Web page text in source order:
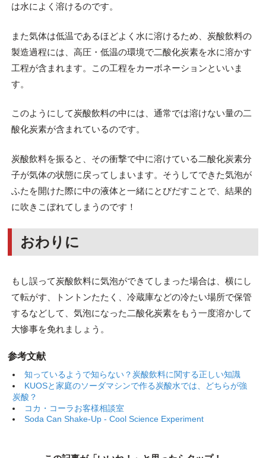
は水によく溶けるのです。
また気体は低温であるほどよく水に溶けるため、炭酸飲料の
製造過程には、高圧・低温の環境で二酸化炭素を水に溶かす
工程が含まれます。この工程をカーボネーションといいま
す。
このようにして炭酸飲料の中には、通常では溶けない量の二
酸化炭素が含まれているのです。
炭酸飲料を振ると、その衝撃で中に溶けている二酸化炭素分
子が気体の状態に戻ってしまいます。そうしてできた気泡が
ふたを開けた際に中の液体と一緒にとびだすことで、結果的
に吹きこぼれてしまうのです！
おわりに
もし誤って炭酸飲料に気泡ができてしまった場合は、横にし
て転がす、トントンたたく、冷蔵庫などの冷たい場所で保管
するなどして、気泡になった二酸化炭素をもう一度溶かして
大惨事を免れましょう。
参考文献
知っているようで知らない？炭酸飲料に関する正しい知識
KUOSと家庭のソーダマシンで作る炭酸水では、どちらが強
炭酸？
コカ・コーラお客様相談室
Soda Can Shake-Up - Cool Science Experiment